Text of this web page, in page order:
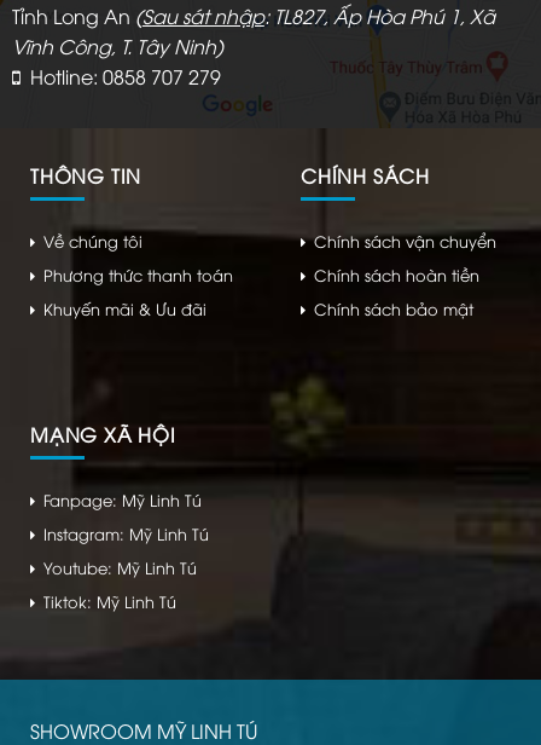
Tỉnh Long An (Sau sát nhập: TL827, Ấp Hòa Phú 1, Xã
Vĩnh Công, T. Tây Ninh)
Hotline: 0858 707 279
THÔNG TIN
Về chúng tôi
Phương thức thanh toán
Khuyến mãi & Ưu đãi
CHÍNH SÁCH
Chính sách vận chuyển
Chính sách hoàn tiền
Chính sách bảo mật
MẠNG XÃ HỘI
Fanpage: Mỹ Linh Tú
Instagram: Mỹ Linh Tú
Youtube: Mỹ Linh Tú
Tiktok: Mỹ Linh Tú
SHOWROOM MỸ LINH TÚ